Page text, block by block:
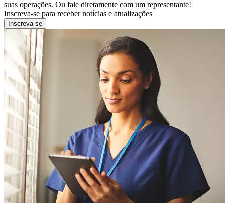
suas operações. Ou fale diretamente com um representante!
Inscreva-se para receber notícias e atualizações
Inscreva-se